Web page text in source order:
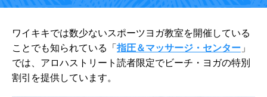
ワイキキでは数少ないスポーツヨガ教室を開催している
ことでも知られている「指圧＆マッサージ・センター 」
では、アロハストリート読者限定でビーチ・ヨガの特別
割引を提供しています。